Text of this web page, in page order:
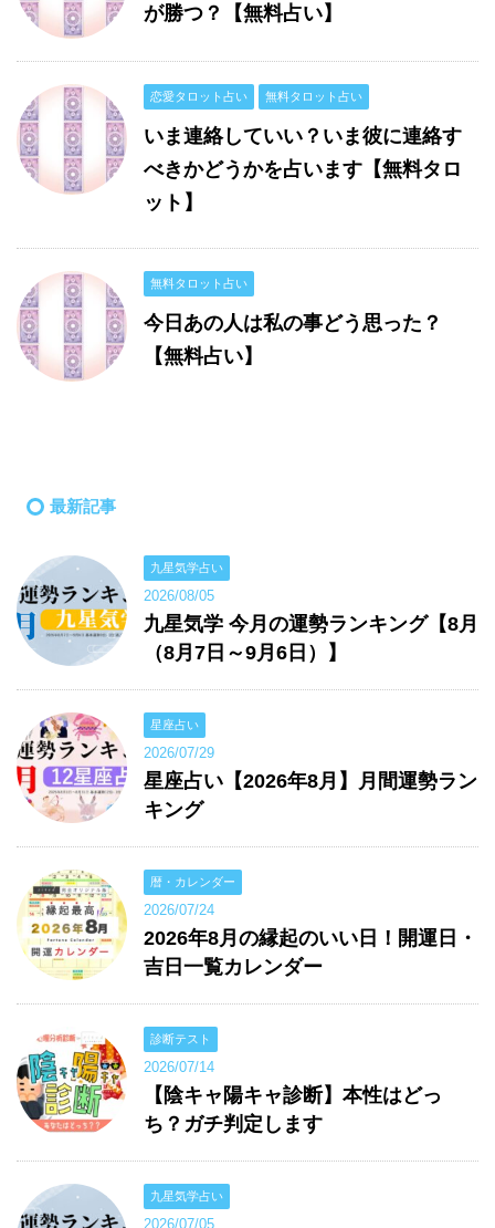
が勝つ？【無料占い】
恋愛タロット占い 無料タロット占い
いま連絡していい？いま彼に連絡す
べきかどうかを占います【無料タロ
ット】
無料タロット占い
今日あの人は私の事どう思った？
【無料占い】
最新記事
九星気学占い
2026/08/05
九星気学 今月の運勢ランキング【8月
（8月7日～9月6日）】
星座占い
2026/07/29
星座占い【2026年8月】月間運勢ラン
キング
暦・カレンダー
2026/07/24
2026年8月の縁起のいい日！開運日・
吉日一覧カレンダー
診断テスト
2026/07/14
【陰キャ陽キャ診断】本性はどっ
ち？ガチ判定します
九星気学占い
2026/07/05